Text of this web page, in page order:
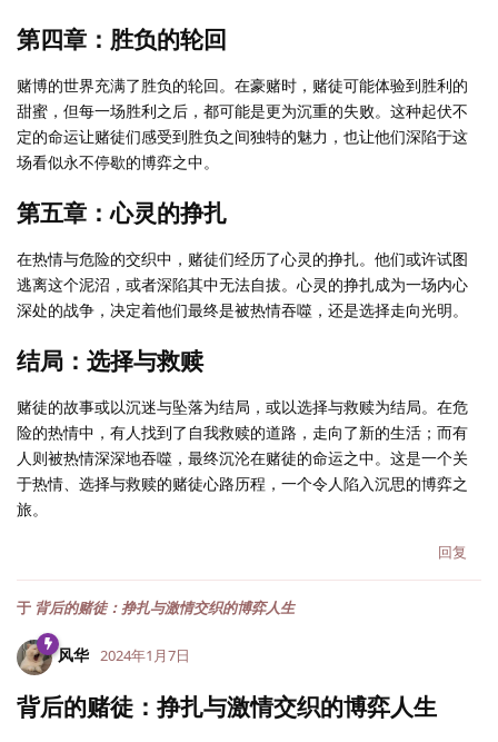
第四章：胜负的轮回
赌博的世界充满了胜负的轮回。在豪赌时，赌徒可能体验到胜利的
甜蜜，但每一场胜利之后，都可能是更为沉重的失败。这种起伏不
定的命运让赌徒们感受到胜负之间独特的魅力，也让他们深陷于这
场看似永不停歇的博弈之中。
第五章：心灵的挣扎
在热情与危险的交织中，赌徒们经历了心灵的挣扎。他们或许试图
逃离这个泥沼，或者深陷其中无法自拔。心灵的挣扎成为一场内心
深处的战争，决定着他们最终是被热情吞噬，还是选择走向光明。
结局：选择与救赎
赌徒的故事或以沉迷与坠落为结局，或以选择与救赎为结局。在危
险的热情中，有人找到了自我救赎的道路，走向了新的生活；而有
人则被热情深深地吞噬，最终沉沦在赌徒的命运之中。这是一个关
于热情、选择与救赎的赌徒心路历程，一个令人陷入沉思的博弈之
旅。
回复
于 背后的赌徒：挣扎与激情交织的博弈人生
风华 2024年1月7日
背后的赌徒：挣扎与激情交织的博弈人生